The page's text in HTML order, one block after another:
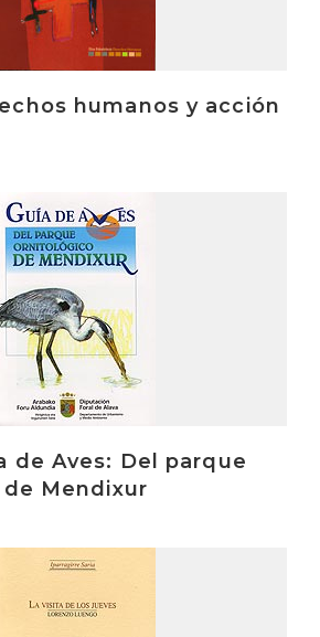
humanos y acción
de Aves: Del parque
Mendixur